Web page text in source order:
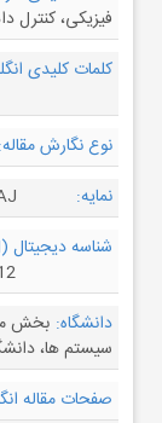
فیزیکی، کنترل
کلمات کلیدی
نوع نگارش مقاله:
نمایه:
شناسه دیجیتال (DOI):
دانشگاه: بخش
سیستم ها،
صفحات مقاله